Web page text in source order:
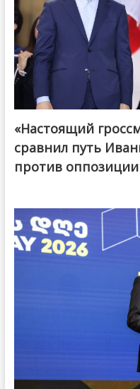
@ქართული ოცნება /
«Настоящий
сравнил путь
против оппозиции